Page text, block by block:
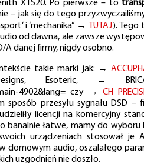
XTS20. Po pierwsze – to
– jak się do tego
i ‘mechanika” →
TUTAJ). Tego
od dawna, ale zawsze
danej firmy, nigdy osobno.
takie marki jak: →
Esoteric, →
4902&lang=czy → CH
sposób przesyłu sygnału DSD –
licencji na komercyjny
banalnie łatwe, mamy do wyboru
urządzeniach stosował je
domowym audio, oszalałego
uzgodnień nie doszło.